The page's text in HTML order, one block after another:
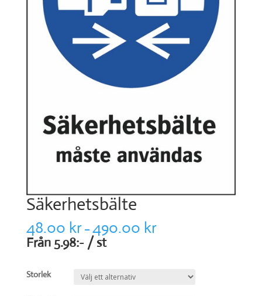
Säkerhetsbälte
48.00 kr– 490.00 kr
Från 5.98:- / st
Storlek